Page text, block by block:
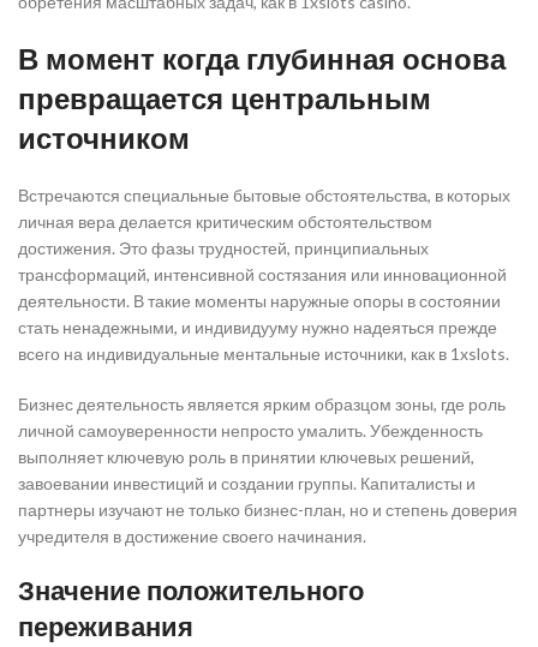
В момент когда глубинная основа
превращается центральным
источником
Встречаются специальные бытовые обстоятельства, в которых
личная вера делается критическим обстоятельством
достижения. Это фазы трудностей, принципиальных
трансформаций, интенсивной состязания или инновационной
деятельности. В такие моменты наружные опоры в состоянии
стать ненадежными, и индивидууму нужно надеяться прежде
всего на индивидуальные ментальные источники, как в 1xslots.
Бизнес деятельность является ярким образцом зоны, где роль
личной самоуверенности непросто умалить. Убежденность
выполняет ключевую роль в принятии ключевых решений,
завоевании инвестиций и создании группы. Капиталисты и
партнеры изучают не только бизнес-план, но и степень доверия
учредителя в достижение своего начинания.
Значение положительного
переживания